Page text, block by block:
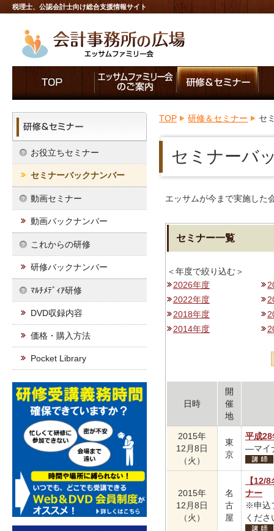
税理士、公認会計士向け総合支援情報サイト
お役立ちセミナー
セミナーバックナンバー
動画セミナー
動画バックナンバー
これからの研修
研修バックナンバー
ﾏﾙﾁﾒﾃﾞｨｱ研修
DVD収録内容
価格・購入方法
Pocket Library
TOP 研修＆セミナー セ
セミナーバ
エッサムが今まで実施した
セミナー一覧
＜年度で絞り込む＞
2026年度
2022年度
2018年度
2014年度
日時
開
催
地
2015年
12月8日
（火）
東
京
平成
―マイ
2015年
12月8日
（火）
名
古
屋
【12/
ナー
※申込
くださ